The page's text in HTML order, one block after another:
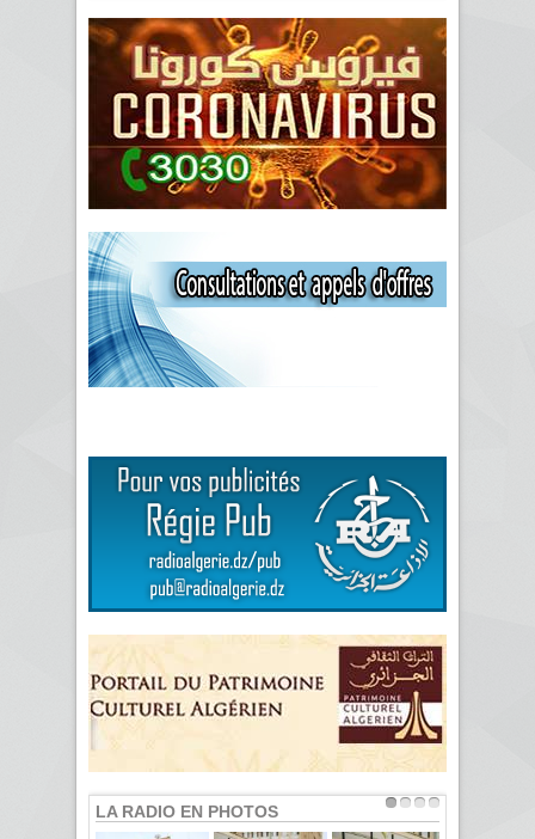
LA RADIO EN PHOTOS